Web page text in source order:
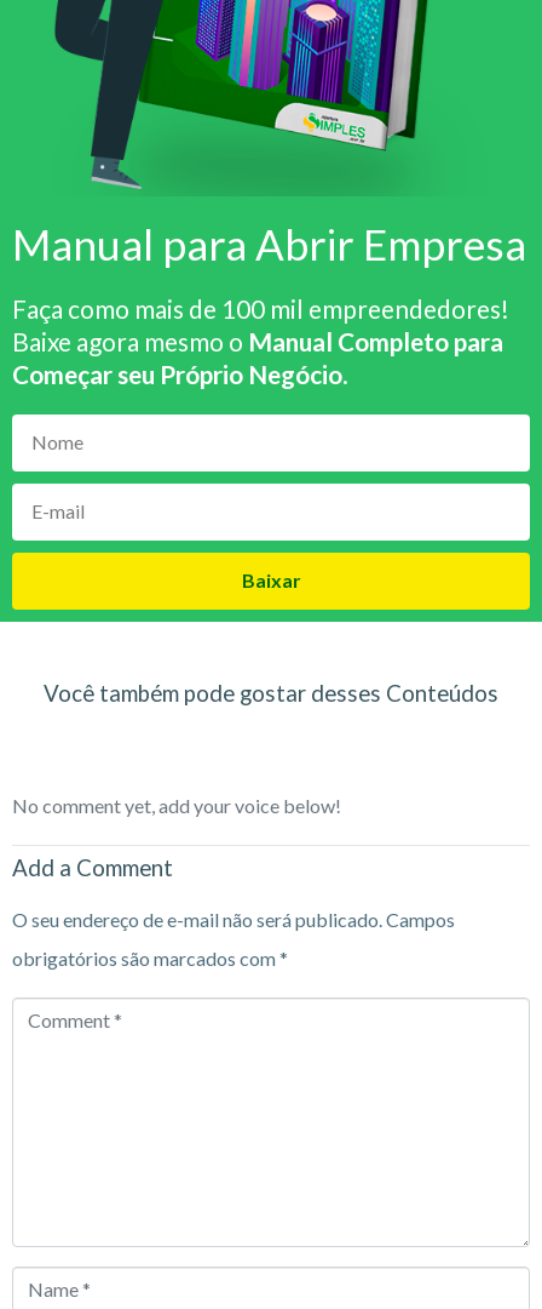
Manual para Abrir Empresa
Faça como mais de 100 mil empreendedores!
Baixe agora mesmo o Manual Completo para
Começar seu Próprio Negócio.
Baixar
Você também pode gostar desses Conteúdos
No comment yet, add your voice below!
Add a Comment
O seu endereço de e-mail não será publicado.Campos
obrigatórios são marcados com*
Comment
Name